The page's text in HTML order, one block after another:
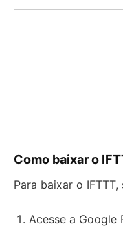
Como baixar o
Para baixar o
Acesse a Google